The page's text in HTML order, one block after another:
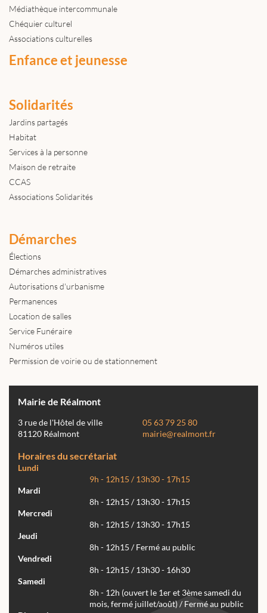
Médiathèque intercommunale
Chéquier culturel
Associations culturelles
Enfance et jeunesse
Solidarités
Jardins partagés
Habitat
Services à la personne
Maison de retraite
CCAS
Associations Solidarités
Démarches
Élections
Démarches administratives
Autorisations d'urbanisme
Permanences
Location de salles
Service Funéraire
Numéros utiles
Permission de voirie ou de stationnement
Mairie de Réalmont
3 rue de l'Hôtel de ville
81120 Réalmont
05 63 79 25 80
mairie@realmont.fr
Horaires du secrétariat
Lundi
9h - 12h15 / 13h30 - 17h15
Mardi
8h - 12h15 / 13h30 - 17h15
Mercredi
8h - 12h15 / 13h30 - 17h15
Jeudi
8h - 12h15 / Fermé au public
Vendredi
8h - 12h15 / 13h30 - 16h30
Samedi
8h - 12h (ouvert le 1er et 3ème samedi du
mois, fermé juillet/août) / Fermé au public